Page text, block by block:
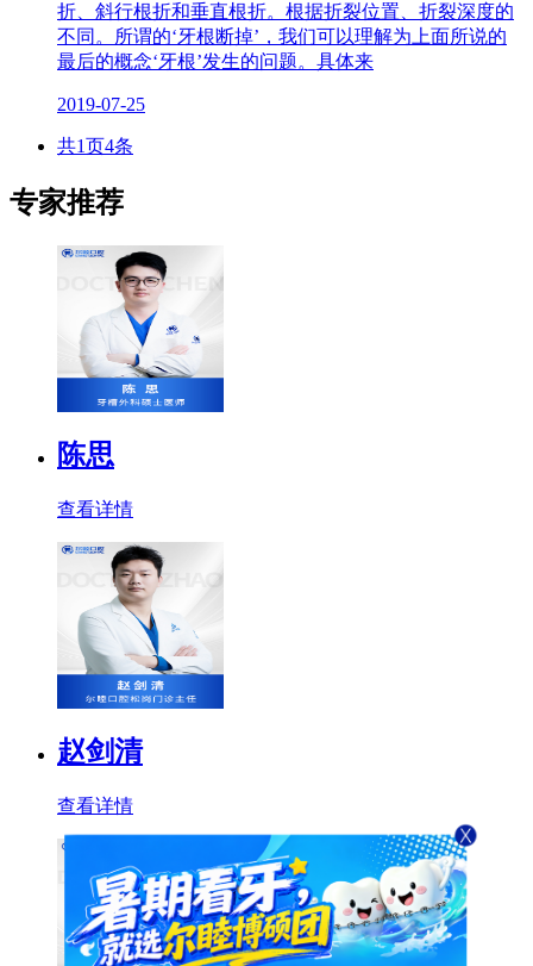
折、斜行根折和垂直根折。根据折裂位置、折裂深度的
不同。所谓的‘牙根断掉’，我们可以理解为上面所说的
最后的概念‘牙根’发生的问题。具体来
2019-07-25
共1页4条
专家推荐
陈思
查看详情
赵剑清
查看详情